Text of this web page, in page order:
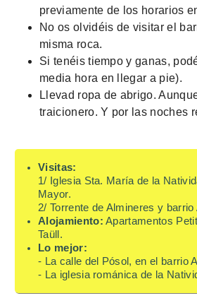
previamente de los horarios
No os olvidéis de visitar el
misma roca.
Si tenéis tiempo y ganas,
media hora en llegar a pie).
Llevad ropa de abrigo.
traicionero. Y por las noches
Visitas:
1/ Iglesia Sta. María de la
Mayor.
2/ Torrente de Almineres y barrio
Alojamiento: Apartamentos
Taüll.
Lo mejor:
- La calle del Pósol, en el barrio
- La iglesia románica de la